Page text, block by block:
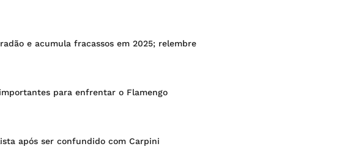
e acumula fracassos em 2025; relembre
para enfrentar o Flamengo
após ser confundido com Carpini